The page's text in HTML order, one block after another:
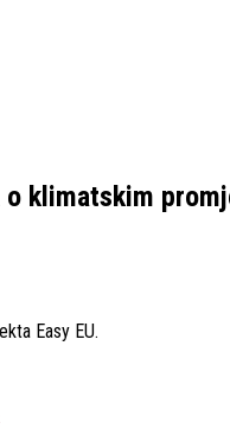
o klimatskim
Easy EU.